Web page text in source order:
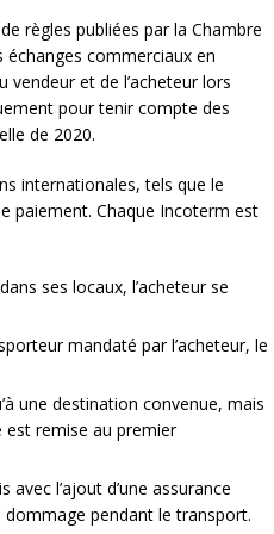
règles publiées par la Chambre
commerciaux en
et de l’acheteur lors
pour tenir compte des
de 2020.
internationales, tels que le
paiement. Chaque Incoterm est
ses locaux, l’acheteur se
mandaté par l’acheteur, le
une destination convenue, mais
est remise au premier
l’ajout d’une assurance
pendant le transport.